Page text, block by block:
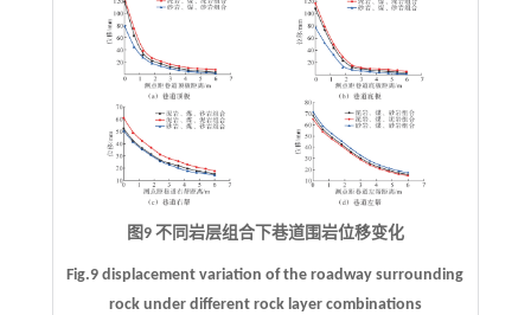
图9 不同岩层组合下巷道围岩位移变化
Fig.9 displacement variation of the roadway surrounding
rock under different rock layer combinations